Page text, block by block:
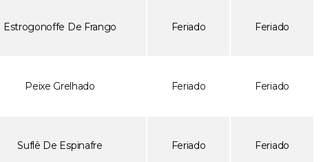
Estrogonoffe De Frango Feriado Feriado
Peixe Grelhado Feriado Feriado
Suflê De Espinafre
Feriado Feriado